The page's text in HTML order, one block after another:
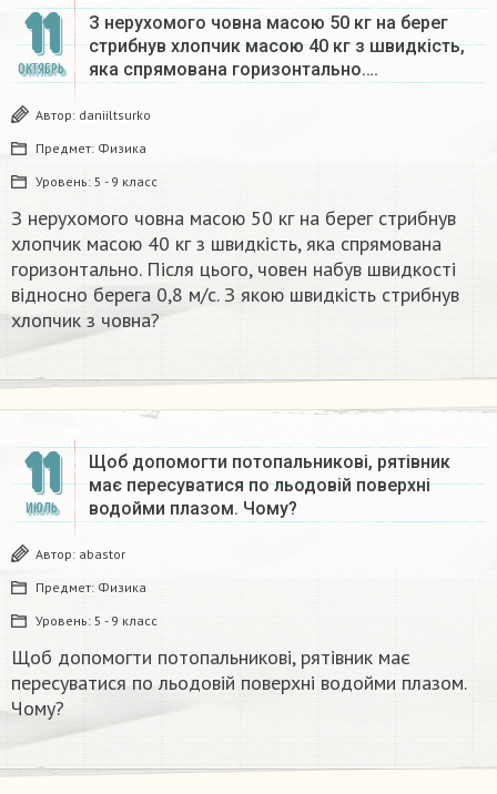
11
ОКТЯБРЬ
З нерухомого човна масою 50 кг на берег
стрибнув хлопчик масою 40 кг з швидкість,
яка спрямована горизонтально….
Автор: daniiltsurko
Предмет: Физика
Уровень: 5 - 9 класс
З нерухомого човна масою 50 кг на берег стрибнув
хлопчик масою 40 кг з швидкість, яка спрямована
горизонтально. Після цього, човен набув швидкості
відносно берега 0,8 м/с. З якою швидкість стрибнув
хлопчик з човна?​
11
ИЮЛЬ
Щоб допомогти потопальникові, рятівник
має пересуватися по льодовій поверхні
водойми плазом. Чому?
Автор: abastor
Предмет: Физика
Уровень: 5 - 9 класс
Щоб допомогти потопальникові, рятівник має
пересуватися по льодовій поверхні водойми плазом.
Чому?